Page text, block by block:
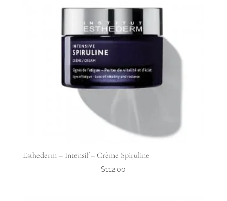
Esthederm – Intensif – Crème Spiruline
$112.00